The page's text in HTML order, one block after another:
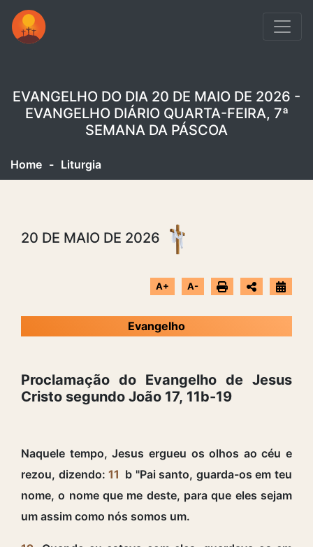
EVANGELHO DO DIA 20 DE MAIO DE 2026 -
EVANGELHO DIÁRIO QUARTA-FEIRA, 7ª
SEMANA DA PÁSCOA
Home - Liturgia
20 DE MAIO DE 2026
A+ A-
Evangelho
Proclamação do Evangelho de Jesus
Cristo segundo João 17, 11b-19
Naquele tempo, Jesus ergueu os olhos ao céu e
rezou, dizendo:11 b "Pai santo, guarda-os em teu
nome, o nome que me deste, para que eles sejam
um assim como nós somos um.